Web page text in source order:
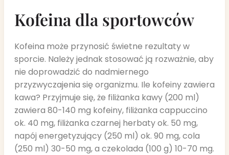
Kofeina dla sportowców
Kofeina może przynosić świetne rezultaty w
sporcie. Należy jednak stosować ją rozważnie, aby
nie doprowadzić do nadmiernego
przyzwyczajenia się organizmu. Ile kofeiny zawiera
kawa? Przyjmuje się, że filiżanka kawy (200 ml)
zawiera 80-140 mg kofeiny, filiżanka cappuccino
ok. 40 mg, filiżanka czarnej herbaty ok. 50 mg,
napój energetyzujący (250 ml) ok. 90 mg, cola
(250 ml) 30-50 mg, a czekolada (100 g) 10-70 mg.